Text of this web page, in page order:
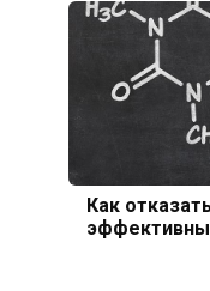
Как